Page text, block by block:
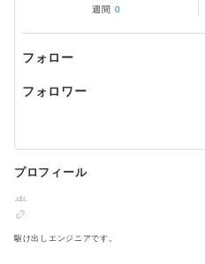
週間 0
フォロー
フォロワー
プロフィール
駆け出しエンジニアです。